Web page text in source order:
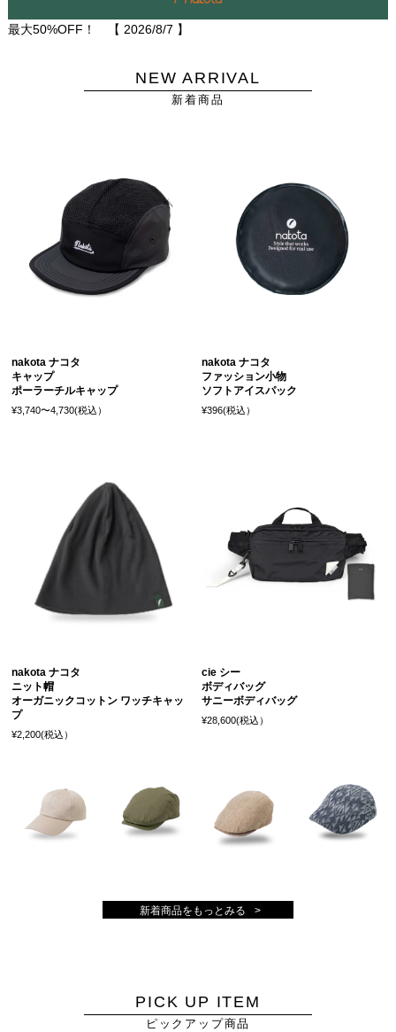
最大50%OFF！ 【 2026/8/7 】
NEW ARRIVAL
新着商品
nakota ナコタ
キャップ
ポーラーチルキャップ
¥3,740〜4,730(税込）
nakota ナコタ
ファッション小物
ソフトアイスパック
¥396(税込）
nakota ナコタ
ニット帽
オーガニックコットン ワッチキャッ
プ
¥2,200(税込）
cie シー
ボディバッグ
サニーボディバッグ
¥28,600(税込）
新着商品をもっとみる
PICK UP ITEM
ピックアップ商品